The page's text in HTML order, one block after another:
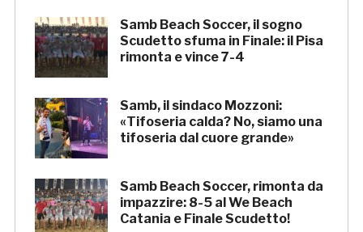
Samb Beach Soccer, il sogno
Scudetto sfuma in Finale: il Pisa
rimonta e vince 7-4
Samb, il sindaco Mozzoni:
«Tifoseria calda? No, siamo una
tifoseria dal cuore grande»
Samb Beach Soccer, rimonta da
impazzire: 8-5 al We Beach
Catania e Finale Scudetto!